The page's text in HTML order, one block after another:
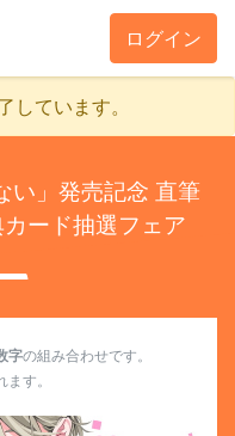
ログイン
しています。
い」発売記念 直筆
ード抽選フェア
字の組み合わせです。
す。